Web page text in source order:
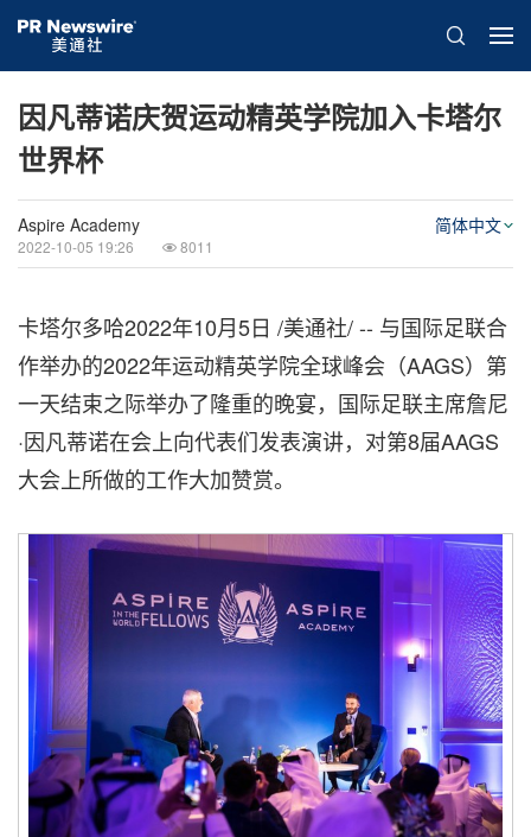
因凡蒂诺庆贺运动精英学院加入卡塔尔
世界杯
Aspire Academy
2022-10-05 19:26 8011
简体中文
卡塔尔多哈2022年10月5日 /美通社/ -- 与国际足联合
作举办的2022年运动精英学院全球峰会（AAGS）第
一天结束之际举办了隆重的晚宴，国际足联主席詹尼
·因凡蒂诺在会上向代表们发表演讲，对第8届AAGS
大会上所做的工作大加赞赏。